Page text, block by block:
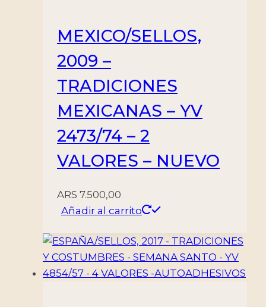
MEXICO/SELLOS,
2009 –
TRADICIONES
MEXICANAS – YV
2473/74 – 2
VALORES – NUEVO
ARS 7.500,00
Añadir al carrito